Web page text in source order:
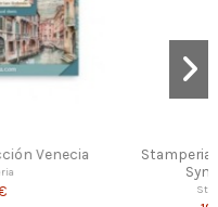
Stamperia Colección